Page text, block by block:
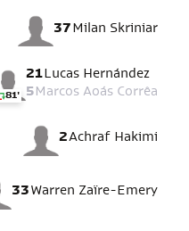
Milan Skriniar
37
Lucas Hernández
21
Marcos Aoás Corrêa
5
81'
Achraf Hakimi
2
Warren Zaïre-Emery
33